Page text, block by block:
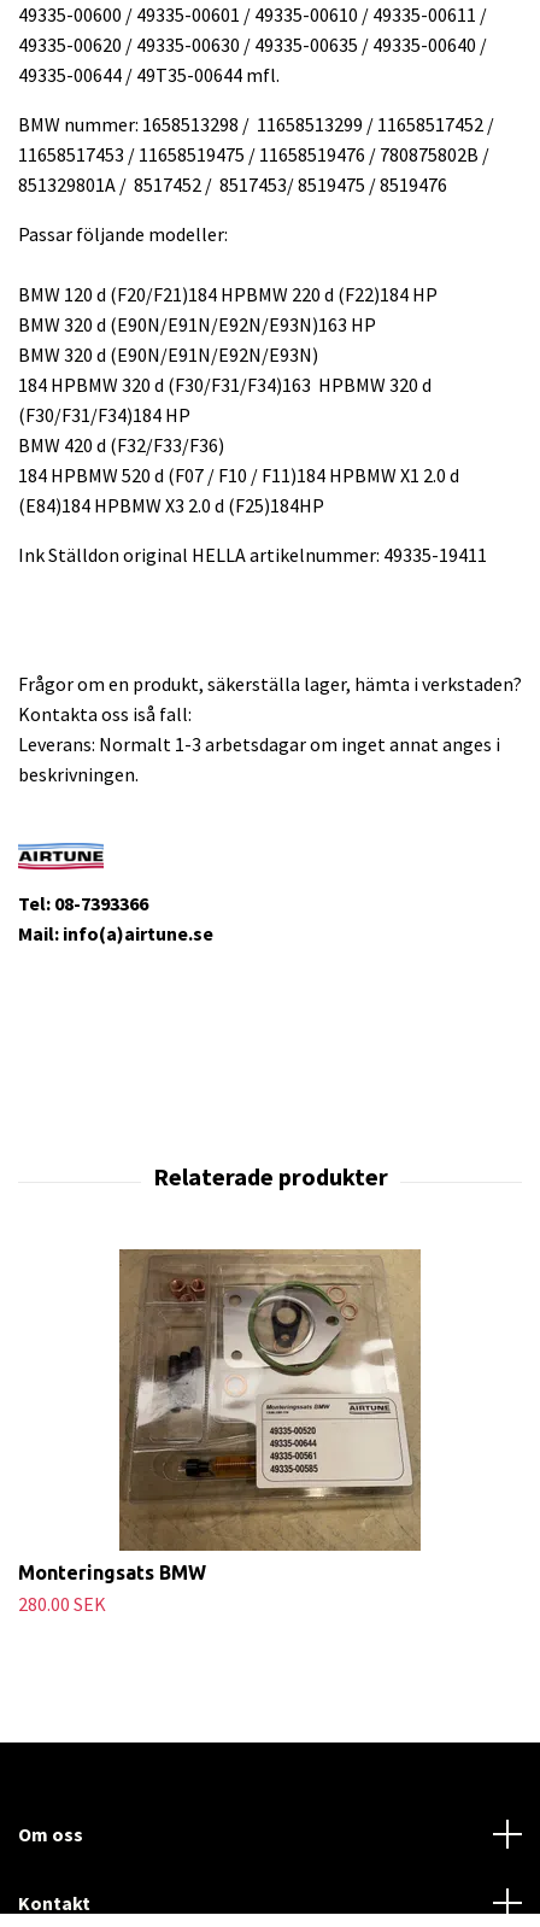
49335-00600 / 49335-00601 / 49335-00610 / 49335-00611 /
49335-00620 / 49335-00630 / 49335-00635 / 49335-00640 /
49335-00644 / 49T35-00644 mfl.
BMW nummer: 1658513298 / 11658513299 / 11658517452 /
11658517453 / 11658519475 / 11658519476 / 780875802B /
851329801A / 8517452 / 8517453/ 8519475 / 8519476
Passar följande modeller:
BMW 120 d (F20/F21)184 HPBMW 220 d (F22)184 HP
BMW 320 d (E90N/E91N/E92N/E93N)163 HP
BMW 320 d (E90N/E91N/E92N/E93N)
184 HPBMW 320 d (F30/F31/F34)163 HPBMW 320 d
(F30/F31/F34)184 HP
BMW 420 d (F32/F33/F36)
184 HPBMW 520 d (F07 / F10 / F11)184 HPBMW X1 2.0 d
(E84)184 HPBMW X3 2.0 d (F25)184HP
Ink Ställdon original HELLA artikelnummer: 49335-19411
Frågor om en produkt, säkerställa lager, hämta i verkstaden?
Kontakta oss iså fall:
Leverans: Normalt 1-3 arbetsdagar om inget annat anges i
beskrivningen.
Tel: 08-7393366
Mail: info(a)airtune.se
Monteringsats BMW
280.00 SEK
Om oss
Kontakt